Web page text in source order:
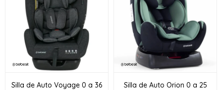
Silla de Auto Voyage 0 a 36
Silla de Auto Orion 0 a 25